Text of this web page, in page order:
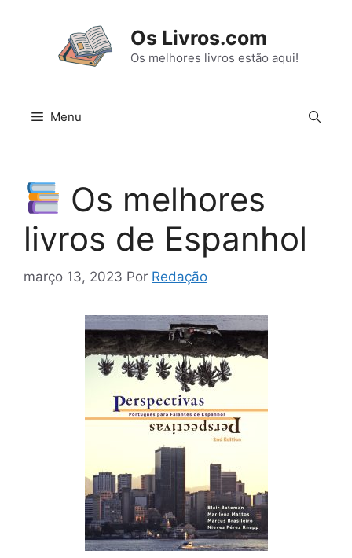
Os Livros.com
Os melhores livros estão aqui!
Menu
Os melhores
livros de Espanhol
março 13, 2023 Por Redação